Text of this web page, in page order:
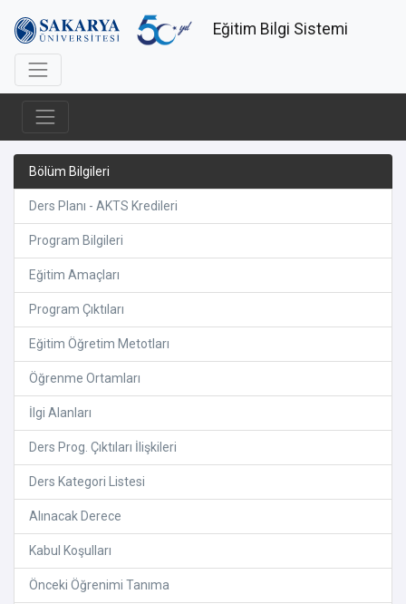
Eğitim Bilgi Sistemi
Bölüm Bilgileri
Ders Planı - AKTS Kredileri
Program Bilgileri
Eğitim Amaçları
Program Çıktıları
Eğitim Öğretim Metotları
Öğrenme Ortamları
İlgi Alanları
Ders Prog. Çıktıları İlişkileri
Ders Kategori Listesi
Alınacak Derece
Kabul Koşulları
Önceki Öğrenimi Tanıma